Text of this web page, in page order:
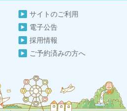
サイトのご利用
電子公告
採用情報
ご予約済みの方へ